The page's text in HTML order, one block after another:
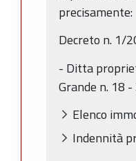
precisamente:
Decreto n. 1/
- Ditta
Grande n. 18
Elenco
Indennità